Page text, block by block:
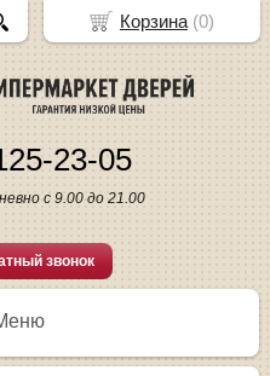
23-05
с 9.00 до 21.00
звонок
Корзина(0)